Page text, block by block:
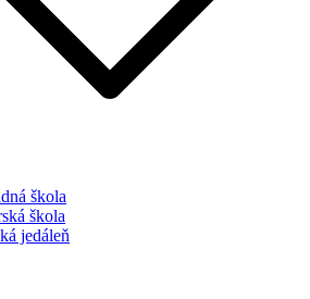
škola
škola
jedáleň